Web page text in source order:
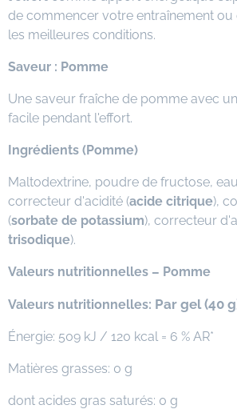
de commencer votre entraînement ou
les meilleures conditions.
Saveur : Pomme
Une saveur fraîche de pomme avec
facile pendant l'effort.
Ingrédients (Pomme)
Maltodextrine, poudre de fructose,
correcteur d'acidité (acide citrique),
(sorbate de potassium), correcteur
trisodique).
Valeurs nutritionnelles – Pomme
Valeurs nutritionnelles: Par gel (40
Énergie: 509 kJ / 120 kcal = 6 % AR*
Matières grasses: 0 g
dont acides gras saturés: 0 g